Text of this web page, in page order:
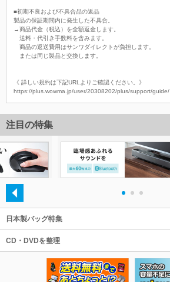
■初期不良および不具合品の返品
製品の保証期間内に発生した不具合。
→商品代金（税込）を全額返金します。
送料・代引き手数料を含みます。
商品の返送費用はサンワダイレクトが負担します。
または同じ製品と交換します。
《 詳しい規約は下記URLよりご確認ください。》
https://plus.wowma.jp/user/20308202/plus/support/guide/
注目の特集
日本製バッグ特集
CD・DVDを整理